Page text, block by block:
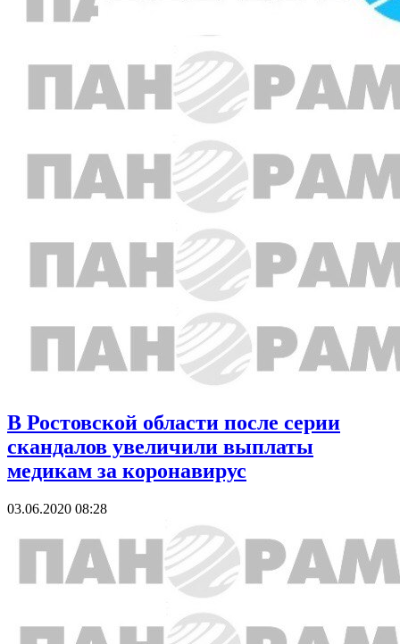
В Ростовской области после серии
скандалов увеличили выплаты
медикам за коронавирус
03.06.2020 08:28